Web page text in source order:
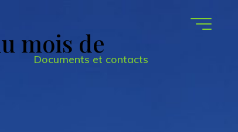
Documents et contacts
mois de